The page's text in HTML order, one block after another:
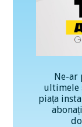
Ne-ar
ultimele
piața